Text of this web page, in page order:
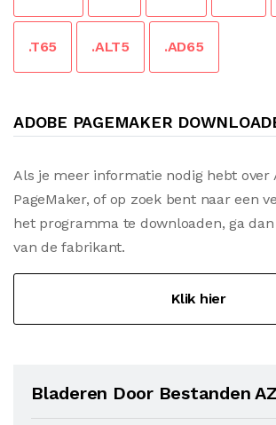
.T65 .ALT5 .AD65
ADOBE PAGEMAKER
Als je meer informatie nodig hebt over
PageMaker, of op zoek bent naar een
het programma te downloaden, ga
van de fabrikant.
Klik hier
Bladeren Door Bestanden AZ